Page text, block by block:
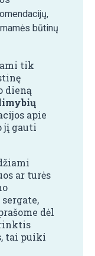
būtinų
tik
dieną
apie
jį gauti
ar turės
dėl
tai puiki